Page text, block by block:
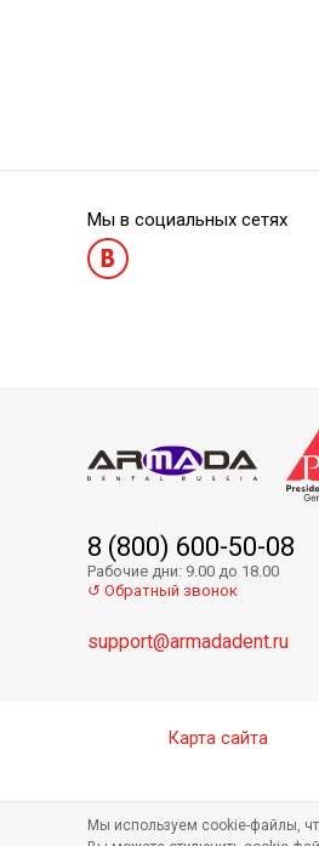
Мы в социальных сетях
8 (800) 600-50-08
Рабочие дни: 9.00 до 18.00
↺ Обратный звонок
support@armadadent.ru
Карта сайта
Мы используем cookie-файлы,